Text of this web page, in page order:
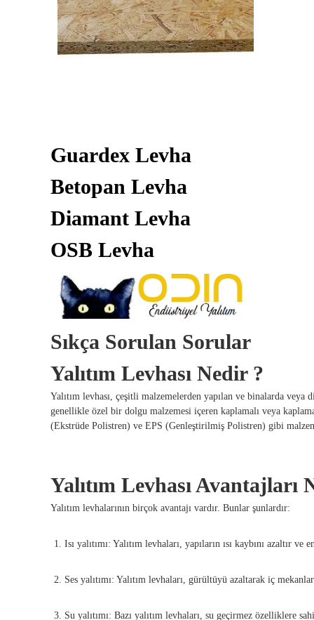
Guardex Levha
Betopan Levha
Diamant Levha
OSB Levha
Sıkça Sorulan Sorular
Yalıtım Levhası Nedir ?
Yalıtım levhası, çeşitli malzemelerden yapılan ve binalarda
genellikle özel bir dolgu malzemesi içeren kaplamalı veya
(Ekstrüde Polistren) ve EPS (Genleştirilmiş Polistren) gibi
Yalıtım Levhası Avantajları
Yalıtım levhalarının birçok avantajı vardır. Bunlar şunlardır:
Isı yalıtımı: Yalıtım levhaları, yapıların ısı kaybını azaltır ve
Ses yalıtımı: Yalıtım levhaları, gürültüyü azaltarak iç
Su yalıtımı: Bazı yalıtım levhaları, su geçirmez özelliklere